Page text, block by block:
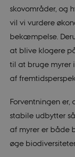
skovområder, og
vil vi vurdere
bekæmpelse.
at blive klogere
til at bruge myrer
af
Forventningen
stabile udbytter
af myrer er både
øge